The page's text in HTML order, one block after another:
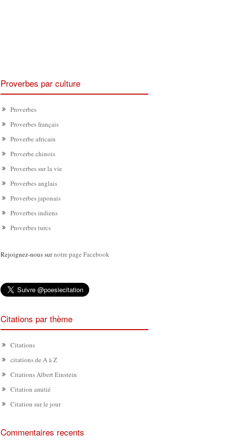
Proverbes par culture
Proverbes
Proverbes français
Proverbe africain
Proverbe chinois
Proverbes sur la vie
Proverbes anglais
Proverbes japonais
Proverbes indiens
Proverbes turcs
Rejoignez-nous surnotre page Facebook
Citations par thème
Citations
citations de A à Z
Citations Albert Einstein
Citation amitié
Citation sur le jour
Commentaires recents